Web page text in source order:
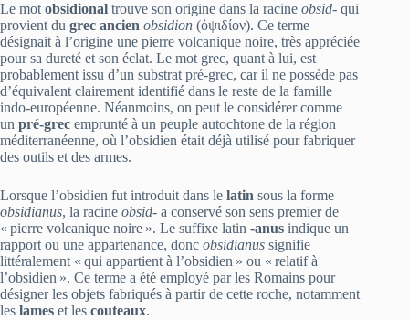
Le mot obsidional trouve son origine dans la racine obsid- qui
provient du grec ancien obsidion (ὀψιδίον). Ce terme
désignait à l’origine une pierre volcanique noire, très appréciée
pour sa dureté et son éclat. Le mot grec, quant à lui, est
probablement issu d’un substrat pré‑grec, car il ne possède pas
d’équivalent clairement identifié dans le reste de la famille
indo‑européenne. Néanmoins, on peut le considérer comme
un pré‑grec emprunté à un peuple autochtone de la région
méditerranéenne, où l’obsidien était déjà utilisé pour fabriquer
des outils et des armes.
Lorsque l’obsidien fut introduit dans le latin sous la forme
obsidianus, la racine obsid- a conservé son sens premier de
« pierre volcanique noire ». Le suffixe latin ‑anus indique un
rapport ou une appartenance, donc obsidianus signifie
littéralement « qui appartient à l’obsidien » ou « relatif à
l’obsidien ». Ce terme a été employé par les Romains pour
désigner les objets fabriqués à partir de cette roche, notamment
les lames et les couteaux.